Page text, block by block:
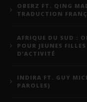
OBERZ FT. QING
TRADUCTION
AFRIQUE DU SUD :
POUR JEUNES
D’ACTIVITÉ
INDIRA FT. GUY
PAROLES)